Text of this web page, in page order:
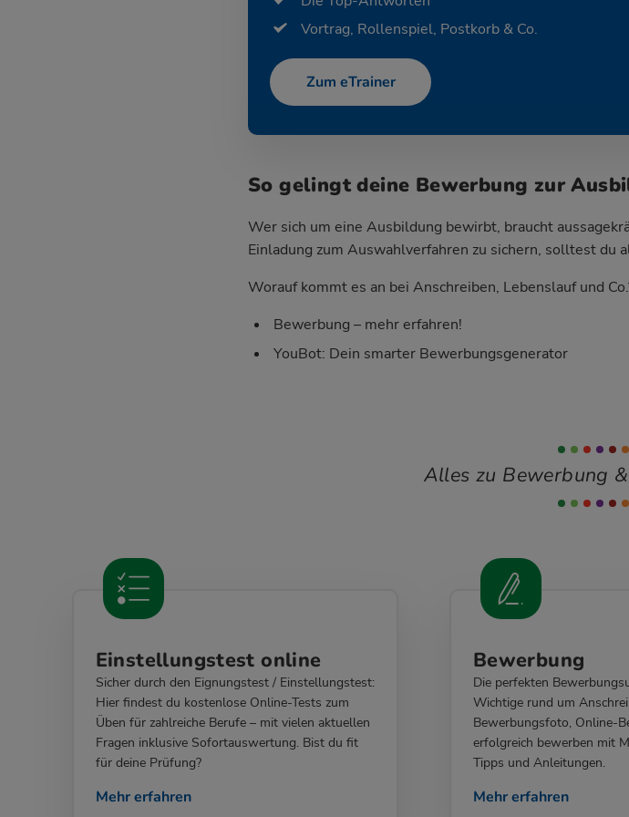
Vortrag, Rollenspiel, Postkorb & Co.
Zum eTrainer
So gelingt deine Bewerbung zur
Wer sich um eine Ausbildung bewirbt, braucht
Einladung zum Auswahlverfahren zu sichern, solltest du
Worauf kommt es an bei Anschreiben, Lebenslauf und
Bewerbung – mehr erfahren!
YouBot: Dein smarter Bewerbungsgenerator
Alles zu Bewerbung
Einstellungstest online
Sicher durch den Eignungstest / Einstellungstest:
Hier findest du kostenlose Online-Tests zum
Üben für zahlreiche Berufe – mit vielen aktuellen
Fragen inklusive Sofortauswertung. Bist du fit
für deine Prüfung?
Mehr erfahren
Bewerbung
Die perfekten
Wichtige rund um
Bewerbungsfoto, Online-
erfolgreich bewerben mit
Tipps und Anleitungen.
Mehr erfahren